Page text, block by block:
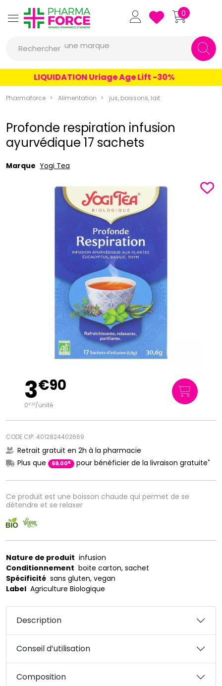
Pharmaforce Grande Pharmacie
0
Rechercher
un produit
une marque
LIQUIDATION Uriage Age Lift -30%
Pharmaforce Alimentation jus, boissons, lait
Profonde respiration infusion
ayurvédique 17 sachets
Marque Yogi Tea
Ce produit est une boisson chaude qui permet de se
détendre et se relaxer
3€90
0€23/unité
CODE CIP: 4012824402669
Retrait gratuit en 2h à la pharmacie
Plus que
69,00€ pour bénéficier de la livraison gratuite*
Nature de produit infusion
Conditionnement boite carton, sachet
Spécificité sans gluten, vegan
Label Agriculture Biologique
Description
Conseil d’utilisation
Composition